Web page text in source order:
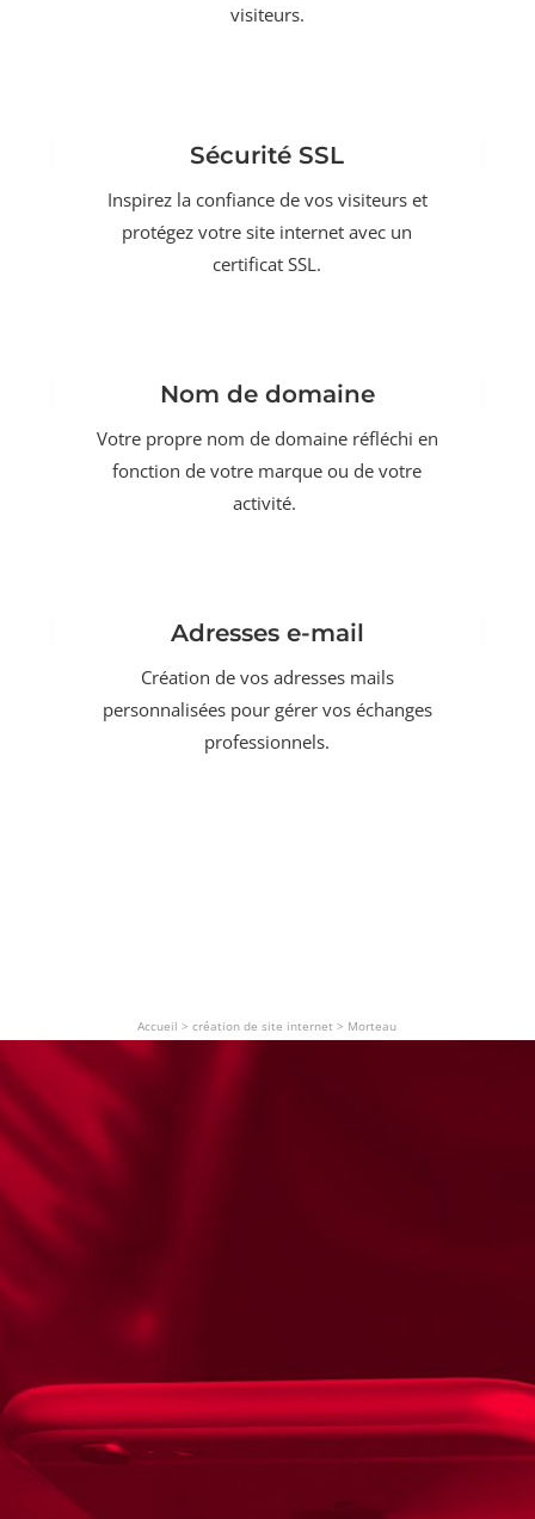
visiteurs.
Sécurité SSL
Inspirez la confiance de vos visiteurs et
protégez votre site internet avec un
certificat SSL.
Nom de domaine
Votre propre nom de domaine réfléchi en
fonction de votre marque ou de votre
activité.
Adresses e-mail
Création de vos adresses mails
personnalisées pour gérer vos échanges
professionnels.
Accueil >création de site internet > Morteau